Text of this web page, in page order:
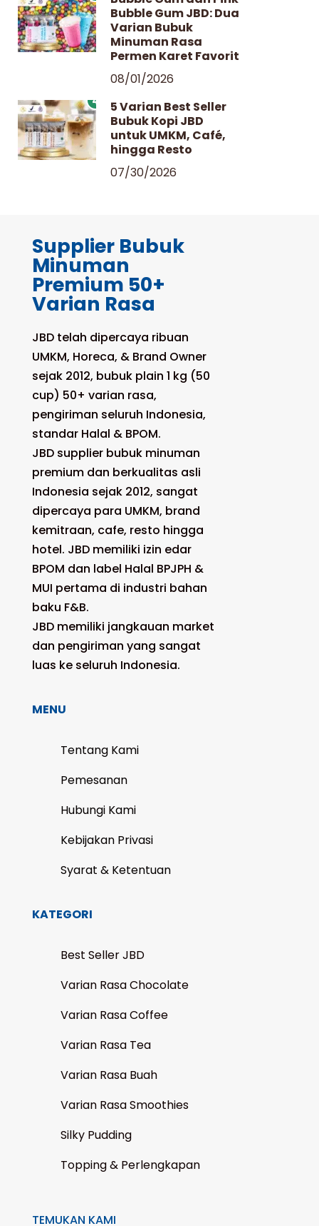
Bubble Gum JBD: Dua
Varian Bubuk
Minuman Rasa
Permen Karet Favorit
08/01/2026
4
5 Varian Best Seller
Bubuk Kopi JBD
untuk UMKM, Café,
hingga Resto
07/30/2026
Supplier Bubuk
Minuman
Premium 50+
Varian Rasa
JBD telah dipercaya ribuan
UMKM, Horeca, & Brand Owner
sejak 2012, bubuk plain 1 kg (50
cup) 50+ varian rasa,
pengiriman seluruh Indonesia,
standar Halal & BPOM.
JBD supplier bubuk minuman
premium dan berkualitas asli
Indonesia sejak 2012, sangat
dipercaya para UMKM, brand
kemitraan, cafe, resto hingga
hotel. JBD memiliki izin edar
BPOM dan label Halal BPJPH &
MUI pertama di industri bahan
baku F&B.
JBD memiliki jangkauan market
dan pengiriman yang sangat
luas ke seluruh Indonesia.
MENU
Tentang Kami
Pemesanan
Hubungi Kami
Kebijakan Privasi
Syarat & Ketentuan
KATEGORI
Best Seller JBD
Varian Rasa Chocolate
Varian Rasa Coffee
Varian Rasa Tea
Varian Rasa Buah
Varian Rasa Smoothies
Silky Pudding
Topping & Perlengkapan
TEMUKAN KAMI